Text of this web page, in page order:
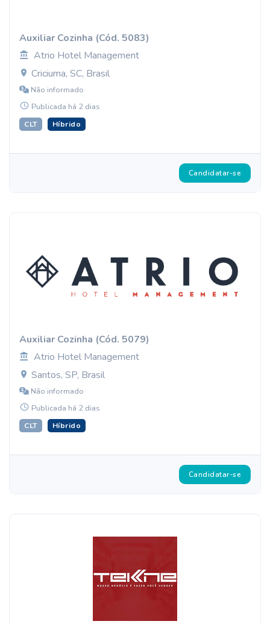
Auxiliar Cozinha (Cód. 5083)
Atrio Hotel Management
Criciuma, SC, Brasil
Não informado
Publicada há 2 dias
CLT Híbrido
Candidatar-se
Auxiliar Cozinha (Cód. 5079)
Atrio Hotel Management
Santos, SP, Brasil
Não informado
Publicada há 2 dias
CLT Híbrido
Candidatar-se